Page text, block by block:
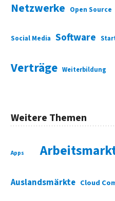
Netzwerke Open Source
Social Media Software
Verträge Weiterbildung
Weitere Themen
Apps
Auslandsmärkte Cloud